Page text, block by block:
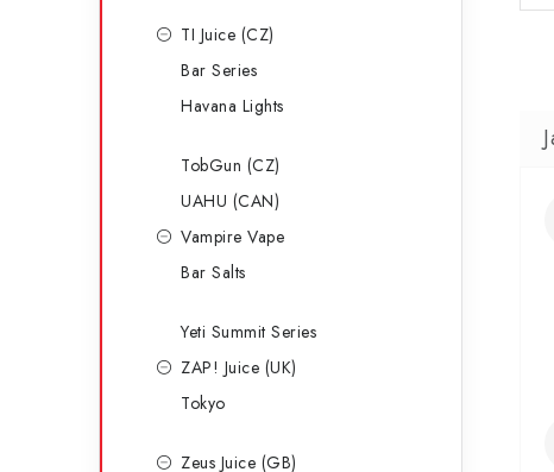
TI Juice (CZ)
Bar Series
Havana Lights
TobGun (CZ)
UAHU (CAN)
Vampire Vape
Bar Salts
Yeti Summit Series
ZAP! Juice (UK)
Tokyo
Zeus Juice (GB)